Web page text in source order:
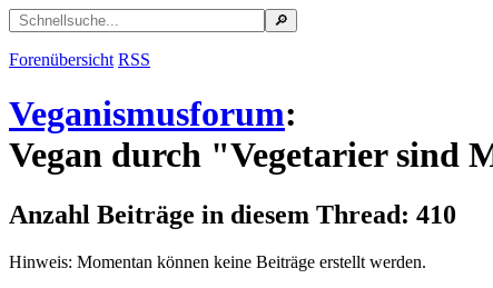
Forenübersicht RSS
Veganismusforum:
Vegan durch "Vegetarier sind
Anzahl Beiträge in diesem Thread: 410
Hinweis: Momentan können keine Beiträge erstellt werden.